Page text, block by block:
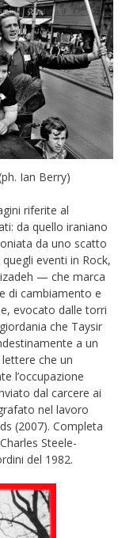
Ian Berry)
riferite al
da quello iraniano
da uno scatto
eventi in Rock,
— che marca
di cambiamento e
evocato dalle torri
che Taysir
a un
che un
l’occupazione
dal carcere ai
nel lavoro
(2007). Completa
Steele-
del 1982.